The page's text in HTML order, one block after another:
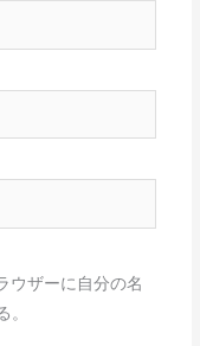
ウザーに自分の名